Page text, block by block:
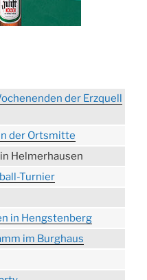
der Erzquell
der Ortsmitte
Helmerhausen
Turnier
in Hengstenberg
im Burghaus